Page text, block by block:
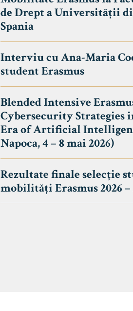
de Drept a Universității
Spania
Interviu cu Ana-Maria
student Erasmus
Blended Intensive
Cybersecurity Strategies
Era of Artificial
Napoca, 4 – 8 mai 2026)
Rezultate finale selecție
mobilități Erasmus 2026 –